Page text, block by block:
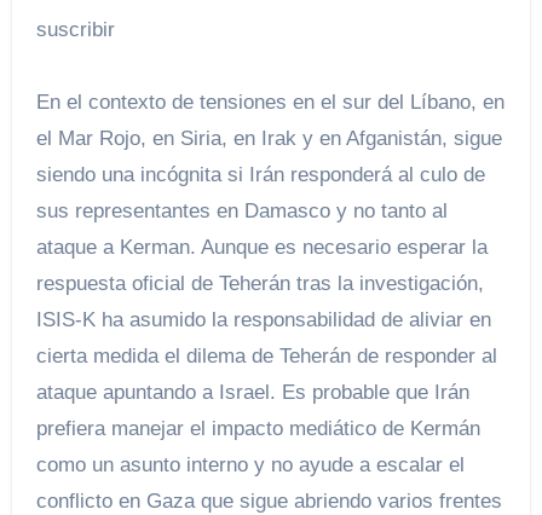
suscribir
En el contexto de tensiones en el sur del Líbano, en
el Mar Rojo, en Siria, en Irak y en Afganistán, sigue
siendo una incógnita si Irán responderá al culo de
sus representantes en Damasco y no tanto al
ataque a Kerman. Aunque es necesario esperar la
respuesta oficial de Teherán tras la investigación,
ISIS-K ha asumido la responsabilidad de aliviar en
cierta medida el dilema de Teherán de responder al
ataque apuntando a Israel. Es probable que Irán
prefiera manejar el impacto mediático de Kermán
como un asunto interno y no ayude a escalar el
conflicto en Gaza que sigue abriendo varios frentes